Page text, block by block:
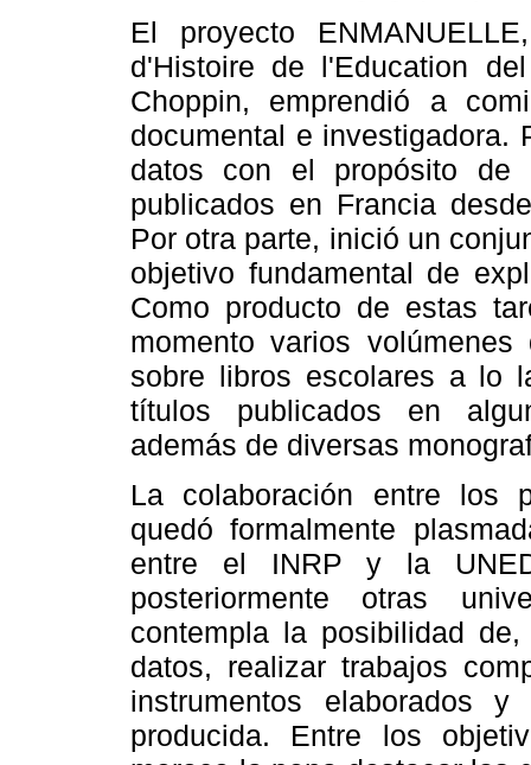
El proyecto
d'Histoire de l'Education
Choppin, emprendió a
documental e investigadora.
datos con el propósito de
publicados en Francia
Por otra parte, inició un
objetivo fundamental de
Como producto de estas
momento varios
sobre libros escolares a lo
títulos publicados en
además de diversas
La colaboración entre los
quedó formalmente
entre el INRP y la
posteriormente otras
contempla la posibilidad
datos, realizar trabajos
instrumentos elaborados
producida. Entre los